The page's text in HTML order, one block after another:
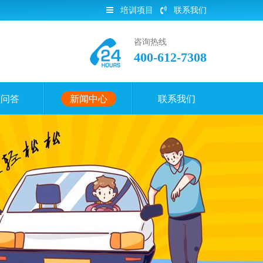
培训项目 联系我们
咨询热线
400-612-7308
答 新闻中心 联系我们